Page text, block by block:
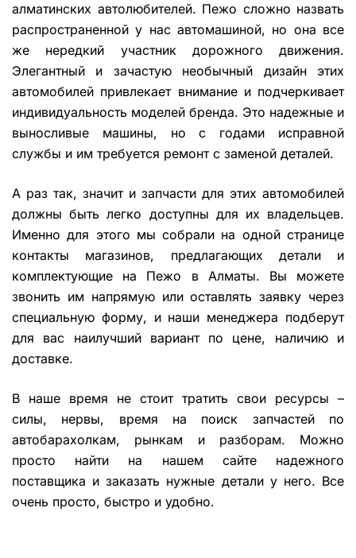
алматинских автолюбителей. Пежо сложно назвать
распространенной у нас автомашиной, но она все
же нередкий участник дорожного движения.
Элегантный и зачастую необычный дизайн этих
автомобилей привлекает внимание и подчеркивает
индивидуальность моделей бренда. Это надежные и
выносливые машины, но с годами исправной
службы и им требуется ремонт с заменой деталей.
А раз так, значит и запчасти для этих автомобилей
должны быть легко доступны для их владельцев.
Именно для этого мы собрали на одной странице
контакты магазинов, предлагающих детали и
комплектующие на Пежо в Алматы. Вы можете
звонить им напрямую или оставлять заявку через
специальную форму, и наши менеджера подберут
для вас наилучший вариант по цене, наличию и
доставке.
В наше время не стоит тратить свои ресурсы –
силы, нервы, время на поиск запчастей по
автобарахолкам, рынкам и разборам. Можно
просто найти на нашем сайте надежного
поставщика и заказать нужные детали у него. Все
очень просто, быстро и удобно.